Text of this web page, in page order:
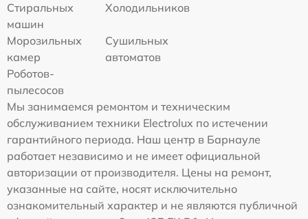
Стиральных
машин
Холодильников
Морозильных
камер
Сушильных
автоматов
Роботов-
пылесосов
Мы занимаемся ремонтом и техническим
обслуживанием техники Electrolux по истечении
гарантийного периода. Наш центр в Барнауле
работает независимо и не имеет официальной
авторизации от производителя. Цены на ремонт,
указанные на сайте, носят исключительно
ознакомительный характер и не являются публичной